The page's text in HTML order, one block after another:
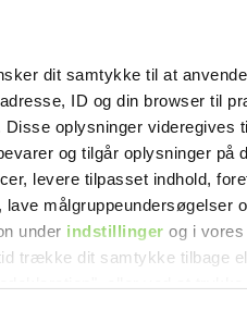
dit samtykke til at
ID og din browser til
oplysninger videregives
og tilgår oplysninger på
levere tilpasset indhold,
lave målgruppeundersøgelser
under indstillinger og i vores
trække dit samtykke tilbage
med skræl
fordel dem i
ovnen på 200
og lidt vand
og sæt
i 10 minutter
grader, og steg
minutter. Hæld
mens kronen